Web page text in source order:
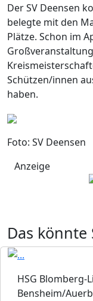
Der SV Deensen
belegte mit den
Plätze. Schon im
Schützen/innen
haben.
Foto: SV Deensen
Anzeige
Das könnte
HSG Blomberg-
Bensheim/